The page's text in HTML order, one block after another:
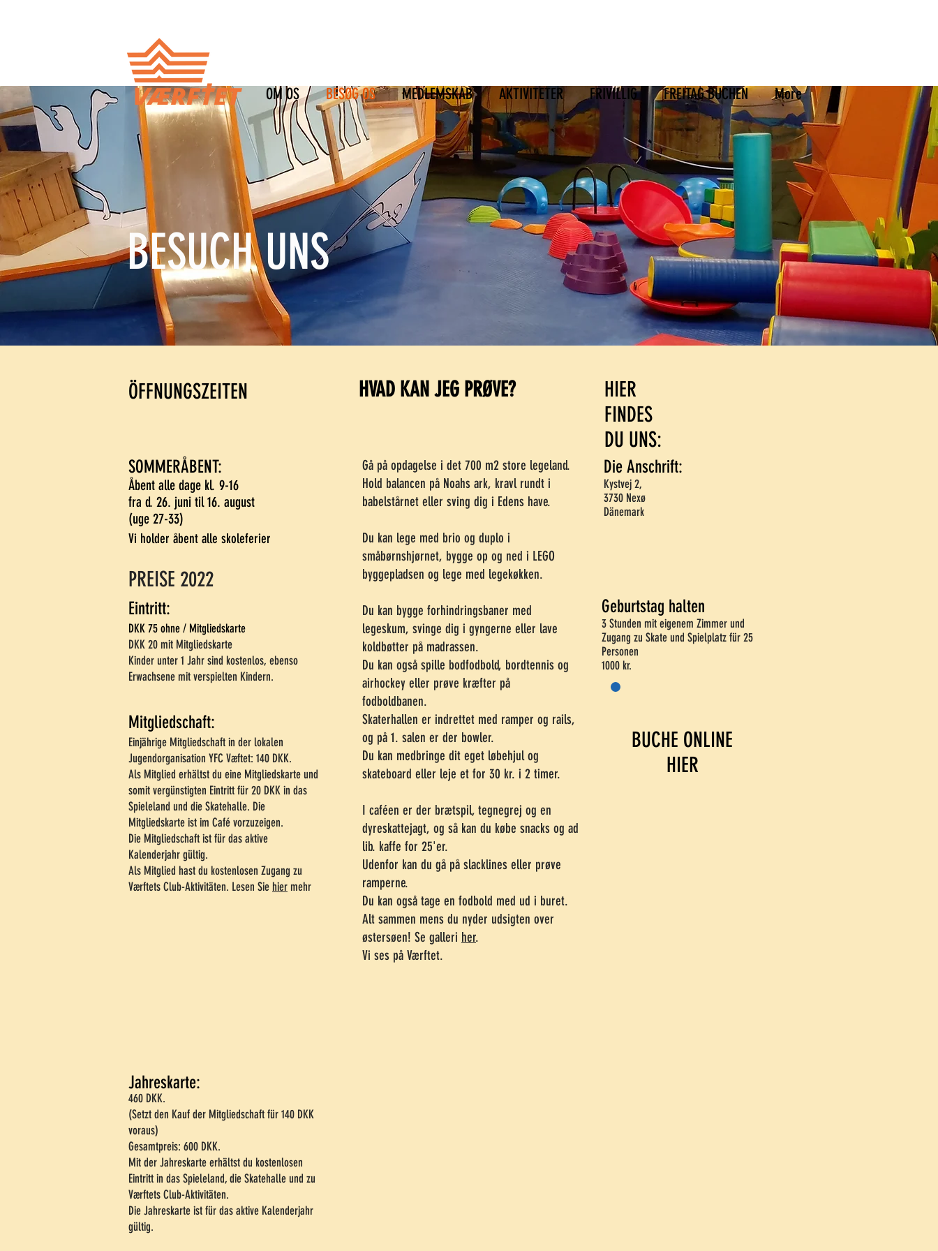
OM OS BESØG OS MEDLEMSKAB AKTIVITETER FRIVILLIG FREITAG BUCHEN More
BESUCH UNS
ÖFFNUNGSZEITEN
SOMMERÅBENT:
Åbent alle dage kl. 9-16
fra d. 26. juni til 16. august
(uge 27-33)
Vi holder åbent alle skoleferier
PREISE 2022
Eintritt:
DKK 75 ohne / Mitgliedskarte
DKK 20 mit Mitgliedskarte
Kinder unter 1 Jahr sind kostenlos, ebenso
Erwachsene mit verspielten Kindern.
Mitgliedschaft:
Einjährige Mitgliedschaft in der lokalen
Jugendorganisation YFC Væftet: 140 DKK.
Als Mitglied erhältst du eine Mitgliedskarte und
somit vergünstigten Eintritt für 20 DKK in das
Spieleland und die Skatehalle. Die
Mitgliedskarte ist im Café vorzuzeigen.
Die Mitgliedschaft ist für das aktive
Kalenderjahr gültig.
Als Mitglied hast du kostenlosen Zugang zu
Værftets Club-Aktivitäten. Lesen Sie hier mehr
Jahreskarte:
460 DKK.
(Setzt den Kauf der Mitgliedschaft für 140 DKK
voraus)
Gesamtpreis: 600 DKK.
Mit der Jahreskarte erhältst du kostenlosen
Eintritt in das Spieleland, die Skatehalle und zu
Værftets Club-Aktivitäten.
Die Jahreskarte ist für das aktive Kalenderjahr
gültig.
HVAD KAN JEG PRØVE?
Gå på opdagelse i det 700 m2 store legeland.
Hold balancen på Noahs ark, kravl rundt i
babelstårnet eller sving dig i Edens have.
Du kan lege med brio og duplo i
småbørnshjørnet, bygge op og ned i LEGO
byggepladsen og lege med legekøkken.
Du kan bygge forhindringsbaner med
legeskum, svinge dig i gyngerne eller lave
koldbøtter på madrassen.
Du kan også spille bodfodbold, bordtennis og
airhockey eller prøve kræfter på
fodboldbanen.
Skaterhallen er indrettet med ramper og rails,
og på 1. salen er der bowler.
Du kan medbringe dit eget løbehjul og
skateboard eller leje et for 30 kr. i 2 timer.
I caféen er der brætspil, tegnegrej og en
dyreskattejagt, og så kan du købe snacks og ad
lib. kaffe for 25'er.
Udenfor kan du gå på slacklines eller prøve
ramperne.
Du kan også tage en fodbold med ud i buret.
Alt sammen mens du nyder udsigten over
østersøen! Se galleri her.
Vi ses på Værftet.
HIER
FINDES
DU UNS:
Die Anschrift:
Kystvej 2,
3730 Nexø
Dänemark
Geburtstag halten
3 Stunden mit eigenem Zimmer und
Zugang zu Skate und Spielplatz für 25
Personen
1000 kr.
BUCHE ONLINE
HIER